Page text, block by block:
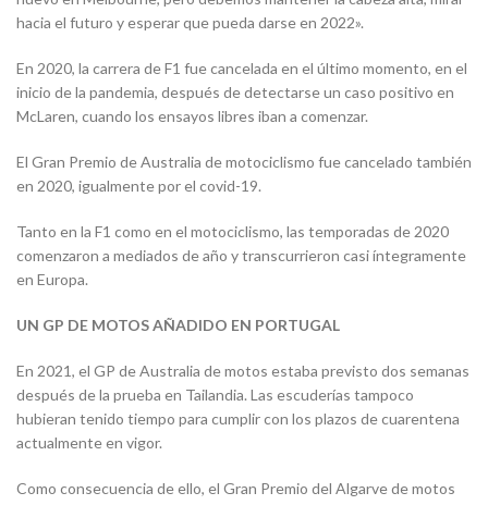
hacia el futuro y esperar que pueda darse en 2022».
En 2020, la carrera de F1 fue cancelada en el último momento, en el
inicio de la pandemia, después de detectarse un caso positivo en
McLaren, cuando los ensayos libres iban a comenzar.
El Gran Premio de Australia de motociclismo fue cancelado también
en 2020, igualmente por el covid-19.
Tanto en la F1 como en el motociclismo, las temporadas de 2020
comenzaron a mediados de año y transcurrieron casi íntegramente
en Europa.
UN GP DE MOTOS AÑADIDO EN PORTUGAL
En 2021, el GP de Australia de motos estaba previsto dos semanas
después de la prueba en Tailandia. Las escuderías tampoco
hubieran tenido tiempo para cumplir con los plazos de cuarentena
actualmente en vigor.
Como consecuencia de ello, el Gran Premio del Algarve de motos